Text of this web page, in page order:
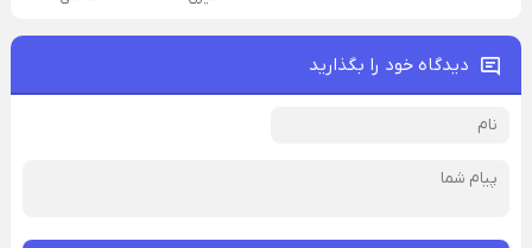
دیدگاه خود را بگذارید